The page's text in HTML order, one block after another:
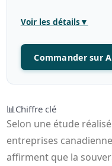
Voir les détails▼
Commander sur
📊 Chiffre clé
Selon une étude
entreprises
affirment que la